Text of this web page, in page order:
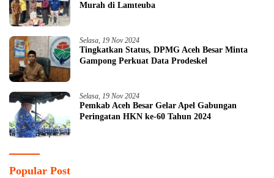
Murah di Lamteuba
Selasa, 19 Nov 2024
Tingkatkan Status, DPMG Aceh Besar Minta
Gampong Perkuat Data Prodeskel
Selasa, 19 Nov 2024
Pemkab Aceh Besar Gelar Apel Gabungan
Peringatan HKN ke-60 Tahun 2024
Popular Post